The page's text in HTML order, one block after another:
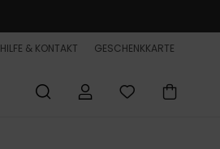
HILFE & KONTAKT GESCHENKKARTE